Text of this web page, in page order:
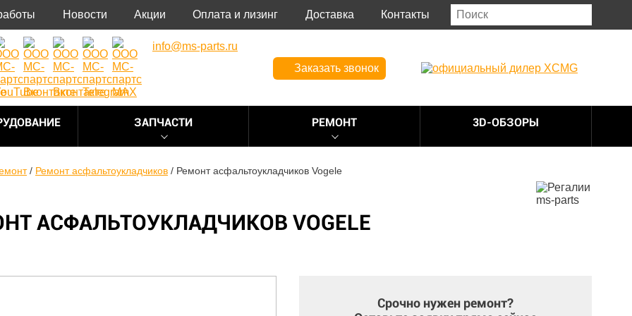
Новости Акции Оплата и лизинг Доставка Контакты
info@ms-parts.ru
Заказать звонок
ЗАПЧАСТИ РЕМОНТ 3D-ОБЗОРЫ
/ Ремонт асфальтоукладчиков / Ремонт асфальтоукладчиков Vogele
АСФАЛЬТОУКЛАДЧИКОВ VOGELE
Срочно нужен ремонт?